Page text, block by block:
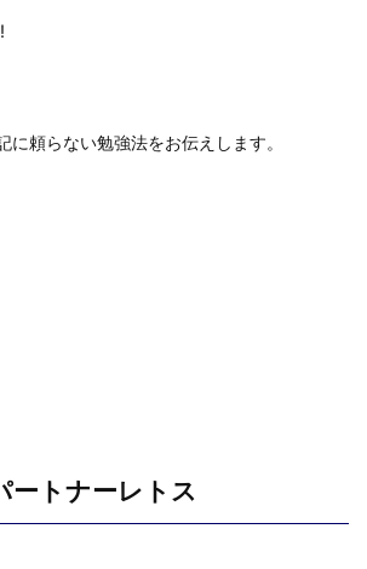
に頼らない勉強法をお伝えします。
ートナーレトス